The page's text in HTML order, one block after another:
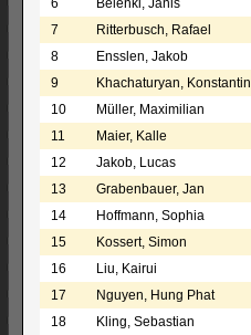
6 Belenki, Janis
7
Ritterbusch, Rafael
8
Ensslen, Jakob
9
Khachaturyan, Konstantin
10
Müller, Maximilian
11
Maier, Kalle
12
Jakob, Lucas
13
Grabenbauer, Jan
14
Hoffmann, Sophia
15
Kossert, Simon
16
Liu, Kairui
17
Nguyen, Hung Phat
18
Kling, Sebastian